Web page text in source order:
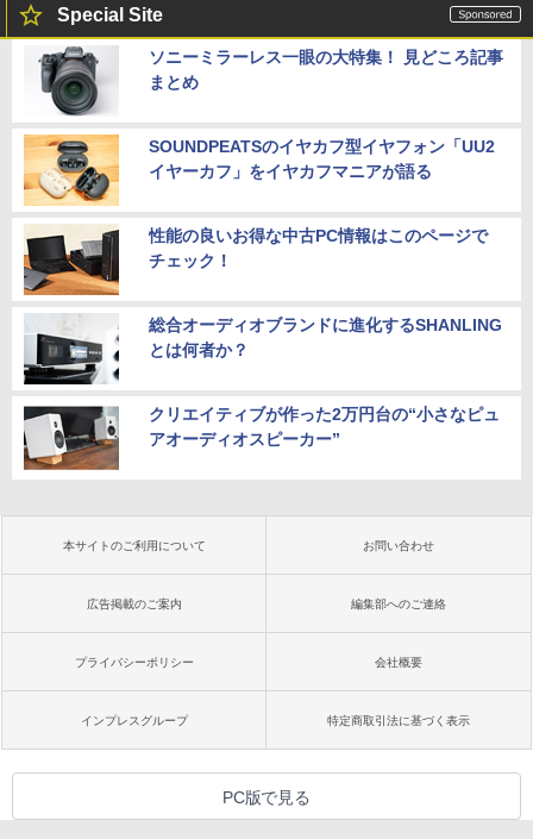
Special Site
ソニーミラーレス一眼の大特集！ 見どころ記事
まとめ
SOUNDPEATSのイヤカフ型イヤフォン「UU2
イヤーカフ」をイヤカフマニアが語る
性能の良いお得な中古PC情報はこのページで
チェック！
総合オーディオブランドに進化するSHANLING
とは何者か？
クリエイティブが作った2万円台の“小さなピュ
アオーディオスピーカー”
本サイトのご利用について お問い合わせ
広告掲載のご案内 編集部へのご連絡
プライバシーポリシー 会社概要
インプレスグループ 特定商取引法に基づく表示
PC版で見る